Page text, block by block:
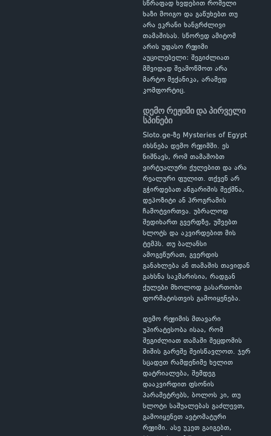
სწრაფად ხვდებით რომელი
ხაზი მოიგო და გაწუხებთ თუ
არა ეკრანი ხანგრძლივი
თამაშისას. სწორედ ამიტომ
არის უფასო რეჟიმი
აუცილებელი: შეგიძლიათ
მშვიდად შეამოწმოთ არა
მარტო მექანიკა, არამედ
კომფორტიც.
დემო რეჟიმი და პირველი
სპინები
Sloto.ge-ზე Mysteries of Egypt
იხსნება დემო რეჟიმში. ეს
ნიშნავს, რომ თამაშობთ
ვირტუალური ქულებით და არა
რეალური ფულით. თქვენ არ
გჭირდებათ ანგარიშის შექმნა,
დეპოზიტი ან პროგრამის
ჩამოტვირთვა. უბრალოდ
შედიხართ გვერდზე, უშვებთ
სლოტს და აკვირდებით მის
ტემპს. თუ ბალანსი
ამოგეწურათ, გვერდის
განახლება ან თამაშის თავიდან
გახსნა საკმარისია, რადგან
ქულები მხოლოდ გასართობი
ფორმატისთვის გამოიყენება.
დემო რეჟიმის მთავარი
უპირატესობა ისაა, რომ
შეგიძლიათ თამაში შეცდომის
შიშის გარეშე შეისწავლოთ. ჯერ
სცადეთ რამდენიმე ხელით
დატრიალება, შემდეგ
დააკვირდით ფსონის
პარამეტრებს, ბოლოს კი, თუ
სლოტი საშუალებას გაძლევთ,
გამოიყენეთ ავტომატური
რეჟიმი. ასე უკეთ გაიგებთ,